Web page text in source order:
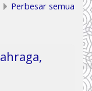
Perbesar semua